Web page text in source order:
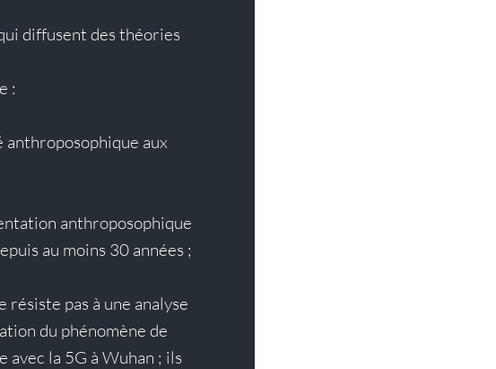
diffusent des théories
:
anthroposophique aux
anthroposophique
au moins 30 années ;
pas à une analyse
du phénomène de
la 5G à Wuhan ; ils